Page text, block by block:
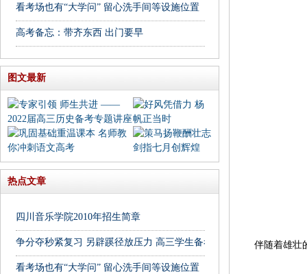
看考场也有“大学问” 留心洗手间等设施位置
高考备忘：带齐东西 出门要早
图文最新
热点文章
四川音乐学院2010年招生简章
争分夺秒紧复习 另辟蹊径放压力 高三学生备考忙
看考场也有“大学问” 留心洗手间等设施位置
伴随着雄壮